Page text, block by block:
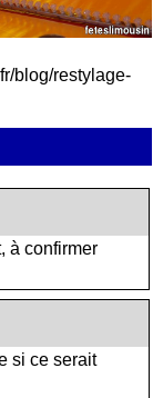
blog/restylage-
à confirmer
si ce serait